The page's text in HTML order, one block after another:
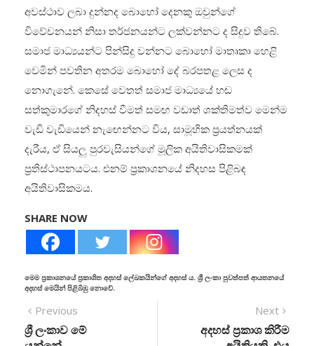
අවස්ථාව ලබා දුන්නද බොහෝ දෙනකු ඔවුන්ගේ
විවේචනයන් නිසා තර්ජනයන්ට ලක්වන්නට ද සිදුව තිබේ.
සමාජ මාධ්‍යයන්ට පින්සිදු වන්නට බොහෝ මාතෘකා හෙළි
වෙමින් පවතින අතරම බොහෝ දේ බරපතළ ලෙස ද
නොගැනේ. කෙසේ වෙතත් සමාජ මාධ්‍යයේ හඬ
සත්කුමාරගේ නිදහස් වීමත් සමඟ වඩාත් ශක්තිමත්ව මෙන්ම
වැඩි වැඩියෙන් නැඟෙන්නට විය, සාමූහික ප්‍රයත්නයක්
දැරීය, ඒ සියලු පුරවැසියන්ගේ මූලික අයිතිවාසිකමක්
ප්‍රතිස්ථාපනයටය. එනම් ප්‍රකාශනයේ නිදහස පිළිබඳ
අයිතිවාසිකමය.
SHARE NOW
මෙම ප්‍රකාශනයේ ප්‍රකාශිත අදහස් ලේඛකයින්ගේ අදහස් ය. ශ්‍රී ලංකා පුවත්පත් ආයතනයේ
අදහස් මෙයින් පිළිබිඹු නොවේ.
Previous
ශ්‍රී ලංකාව මේ
Next
අදහස් ප්‍රකාශ කිරීම